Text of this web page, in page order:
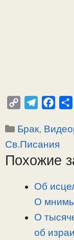
p
y
L
l
e
g
a
c
e
b
Рубрики
Брак,
Св.Писания
Похожие
Об
О
О
об